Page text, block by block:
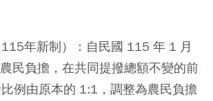
年新制）：自民國 115 年 1 月
民負擔，在共同提撥總額不變的前
例由原本的 1:1，調整為農民負擔